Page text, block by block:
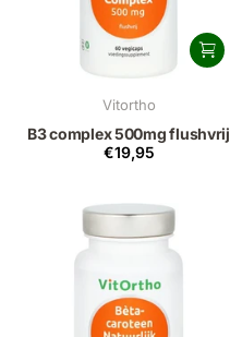
Vitortho
B3 complex 500mg flushvrij
€19,95